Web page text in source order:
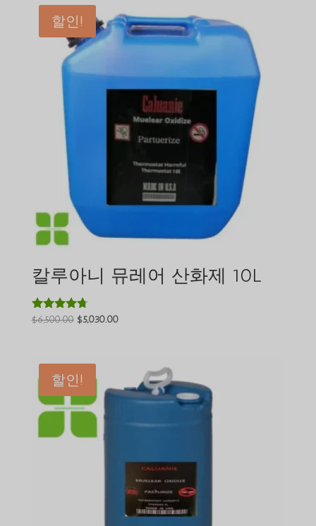
할인!
칼루아니 뮤레어 산화제 10L
5 중에서
$6,500.00 원
격:
$6,500.00.
$5,030.00현
$5,030.00.
할인!